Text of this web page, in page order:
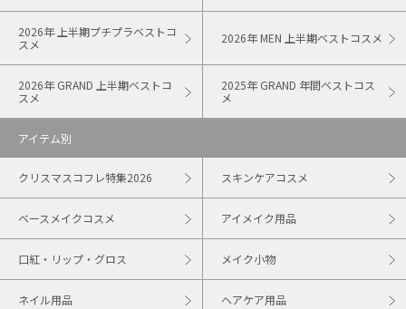
2026年 上半期プチプラベストコ
スメ
2026年 MEN 上半期ベストコスメ
2026年 GRAND 上半期ベストコ
スメ
2025年 GRAND 年間ベストコス
メ
アイテム別
クリスマスコフレ特集2026 スキンケアコスメ
ベースメイクコスメ アイメイク用品
口紅・リップ・グロス メイク小物
ネイル用品 ヘアケア用品